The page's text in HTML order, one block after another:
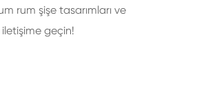
rum şişe tasarımları ve
geçin!